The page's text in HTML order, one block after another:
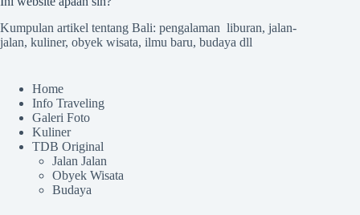
Kumpulan artikel tentang Bali: pengalaman liburan, jalan-
jalan, kuliner, obyek wisata, ilmu baru, budaya dll
Home
Info Traveling
Galeri Foto
Kuliner
TDB Original
Jalan Jalan
Obyek Wisata
Budaya